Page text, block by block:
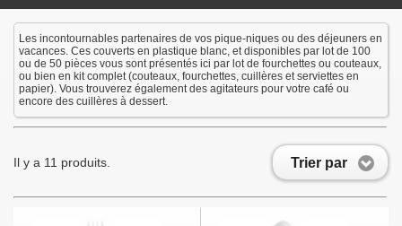
Les incontournables partenaires de vos pique-niques ou des déjeuners en
vacances. Ces couverts en plastique blanc, et disponibles par lot de 100
ou de 50 pièces vous sont présentés ici par lot de fourchettes ou couteaux,
ou bien en kit complet (couteaux, fourchettes, cuillères et serviettes en
papier). Vous trouverez également des agitateurs pour votre café ou
encore des cuillères à dessert.
Trier par
Il y a 11 produits.